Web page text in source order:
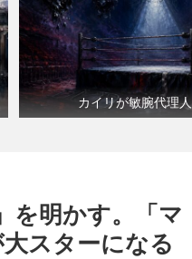
カイリが敏腕代理
を明かす。「マ
スターになる